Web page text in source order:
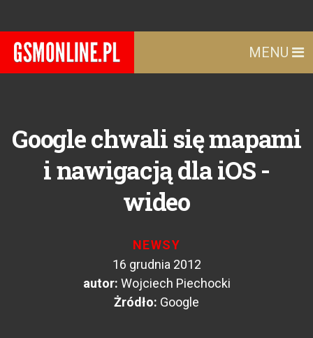
MENU
Google chwali się mapami
i nawigacją dla iOS -
wideo
NEWSY
16 grudnia 2012
autor: Wojciech Piechocki
Żródło: Google